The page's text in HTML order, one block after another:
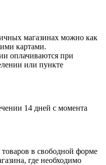
магазинах можно как
картами.
оплачиваются при
или пункте
14 дней с момента
товаров в свободной форме
где необходимо